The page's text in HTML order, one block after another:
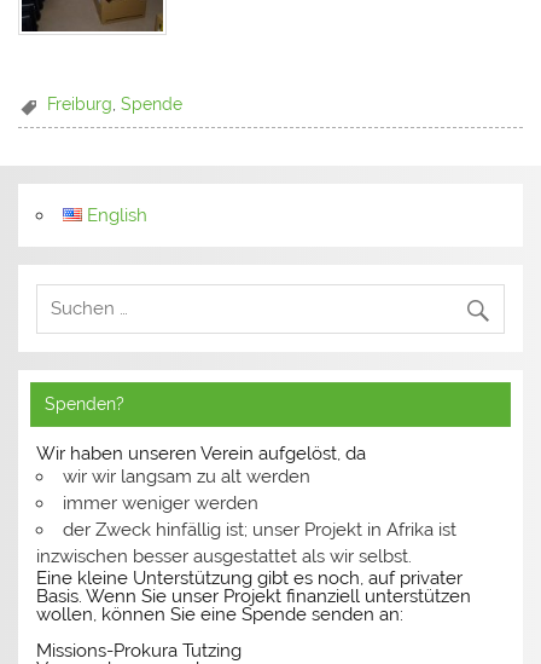
Freiburg,Spende
English
Spenden?
Wir haben unseren Verein aufgelöst, da
wir wir langsam zu alt werden
immer weniger werden
der Zweck hinfällig ist; unser Projekt in Afrika ist
inzwischen besser ausgestattet als wir selbst.
Eine kleine Unterstützung gibt es noch, auf privater
Basis. Wenn Sie unser Projekt finanziell unterstützen
wollen, können Sie eine Spende senden an:
Missions-Prokura Tutzing